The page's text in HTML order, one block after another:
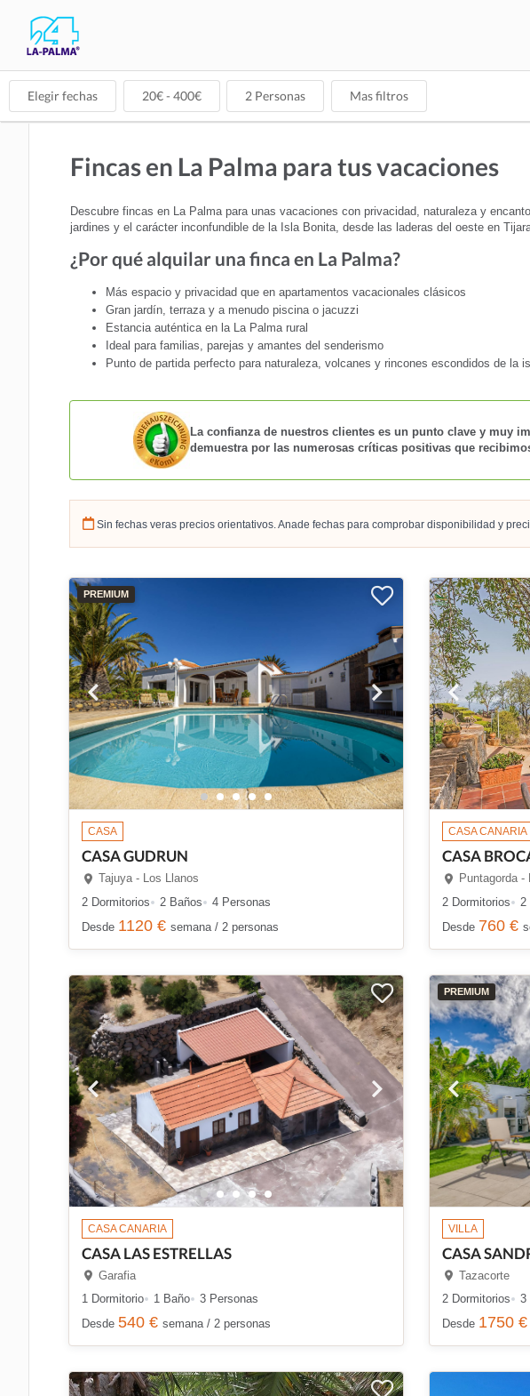
Elegir fechas 20€ - 400€ 2 Personas Mas filtros
Fincas en La Palma para tus vacaciones
Descubre fincas en La Palma para unas vacaciones con privacidad, naturaleza y
jardines y el carácter inconfundible de la Isla Bonita, desde las laderas del oeste en
¿Por qué alquilar una finca en La Palma?
Más espacio y privacidad que en apartamentos vacacionales clásicos
Gran jardín, terraza y a menudo piscina o jacuzzi
Estancia auténtica en la La Palma rural
Ideal para familias, parejas y amantes del senderismo
Punto de partida perfecto para naturaleza, volcanes y rincones escondidos de la
La confianza de nuestros clientes es un punto clave y muy
demuestra por las numerosas críticas positivas que
Sin fechas veras precios orientativos. Anade fechas para comprobar disponibilidad y
PREMIUM
CASA
CASA GUDRUN
Tajuya - Los Llanos
2 Dormitorios
2 Baños
4 Personas
Desde 1120 € semana / 2 personas
CASA CANARIA
CASA
Puntagorda -
2 Dormitorios
2
Desde 760 €
CASA CANARIA
CASA LAS ESTRELLAS
Garafia
1 Dormitorio
1 Baño
3 Personas
Desde 540 € semana / 2 personas
PREMIUM
VILLA
CASA
Tazacorte
2 Dormitorios
3
Desde 1750 €